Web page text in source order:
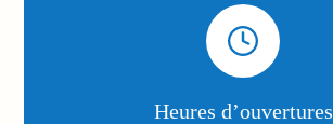
Heures d’ouvertures